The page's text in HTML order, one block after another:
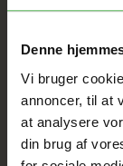
Denne
Vi bruger
annoncer, til at
at analysere
din brug af
I